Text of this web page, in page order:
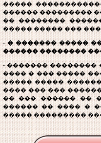
�����
������ ���������
�� ��������
����� ����� ���
- � ������� �����
������ ��������
- ������� ��������
���� � ��� �����
����� �����
���� ��� ���
�� ��� ������ ��
������ �� ���� �
����� ���������